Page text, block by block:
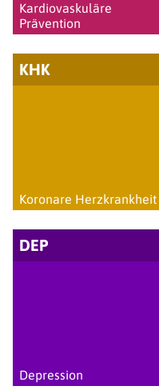
Kardiovaskuläre
Prävention
KHK
Koronare Herzkrankheit
DEP
Depression